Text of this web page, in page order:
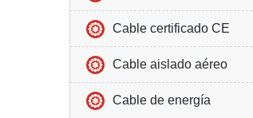
Cable certificado CE
Cable aislado aéreo
Cable de energía